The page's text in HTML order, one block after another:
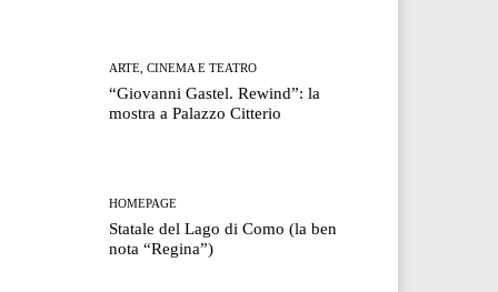
ARTE, CINEMA E TEATRO
“Giovanni Gastel. Rewind”: la
mostra a Palazzo Citterio
HOMEPAGE
Statale del Lago di Como (la ben
nota “Regina”)